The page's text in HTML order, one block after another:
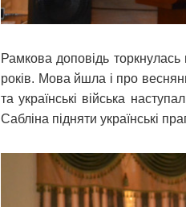
Рамкова доповідь торкнулась
років. Мова йшла і про
та українські війська
Сабліна підняти українські